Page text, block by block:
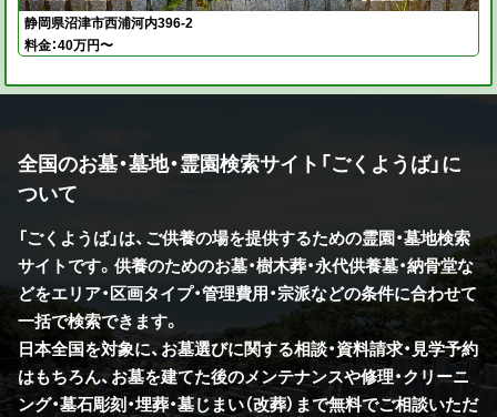
静岡県沼津市西浦河内396-2
料金：40万円〜
全国のお墓・墓地・霊園検索サイト「ごくようば」に
ついて
「ごくようば」は、ご供養の場を提供するための霊園・墓地検索
サイトです。供養のためのお墓・樹木葬・永代供養墓・納骨堂な
どをエリア・区画タイプ・管理費用・宗派などの条件に合わせて
一括で検索できます。
日本全国を対象に、お墓選びに関する相談・資料請求・見学予約
はもちろん、お墓を建てた後のメンテナンスや修理・クリーニ
ング・墓石彫刻・埋葬・墓じまい（改葬）まで無料でご相談いただ